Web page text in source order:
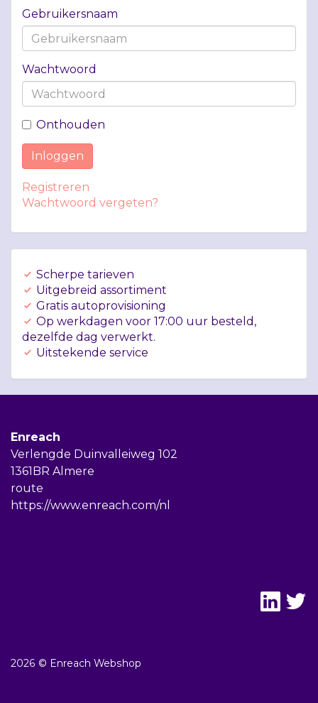
Gebruikersnaam
Wachtwoord
Onthouden
Inloggen
Registreren
Wachtwoord vergeten?
Scherpe tarieven
Uitgebreid assortiment
Gratis autoprovisioning
Op werkdagen voor 17:00 uur besteld,
dezelfde dag verwerkt.
Uitstekende service
Enreach
Verlengde Duinvalleiweg 102
1361BR Almere
route
https://www.enreach.com/nl
2026 © Enreach Webshop